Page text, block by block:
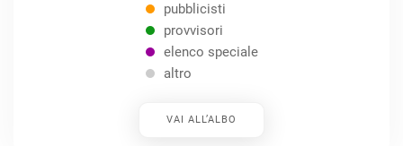
pubblicisti
provvisori
elenco speciale
altro
VAI ALL’ALBO